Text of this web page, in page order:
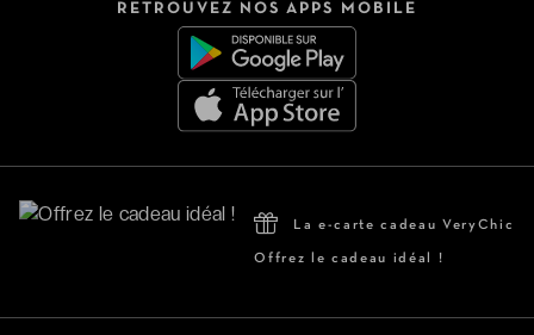
RETROUVEZ NOS APPS MOBILE
La e-carte cadeau VeryChic
Offrez le cadeau idéal !